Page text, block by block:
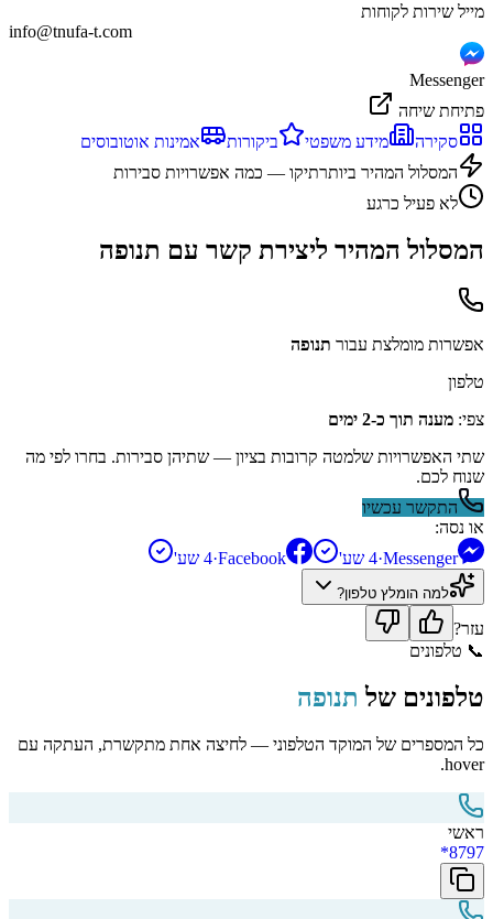
מייל שירות לקוחות
info@tnufa-t.com
Messenger
פתיחת שיחה
סקירה
מידע משפטי ביקורות
אמינות אוטובוסים
המסלול המהיר ביותרתיקו — כמה אפשרויות סבירות
לא פעיל כרגע
המסלול המהיר ליצירת קשר עם תנופה
אפשרות מומלצת עבור תנופה
טלפון
צפי: מענה תוך כ-2 ימים
שתי האפשרויות שלמטה קרובות בציון — שתיהן סבירות. בחרו לפי מה
שנוח לכם.
התקשר עכשיו
או נסה:
Messenger
·4 שע' Facebook
·4 שע'
למה הומלץ טלפון?
עזר?
📞 טלפונים
טלפונים של תנופה
כל המספרים של המוקד הטלפוני — לחיצה אחת מתקשרת, העתקה עם
hover.
ראשי
*8797